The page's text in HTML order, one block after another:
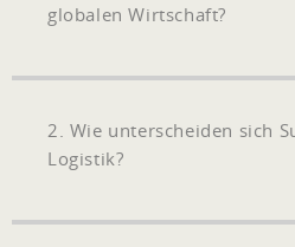
globalen Wirtschaft?
2. Wie unterscheiden sich
Logistik?